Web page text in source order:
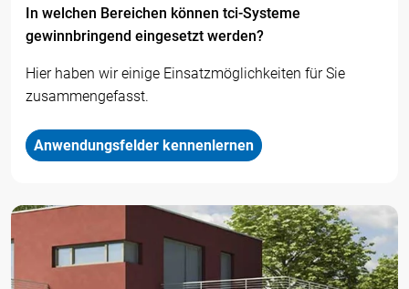
In welchen Bereichen können tci-Systeme
gewinnbringend eingesetzt werden?
Hier haben wir einige Einsatzmöglichkeiten für Sie
zusammengefasst.
Anwendungsfelder kennenlernen